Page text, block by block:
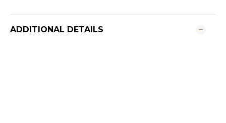
ADDITIONAL DETAILS